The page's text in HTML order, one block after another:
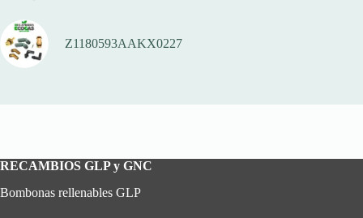
Z1180593AAKX0227
RECAMBIOS GLP y GNC
Bombonas rellenables GLP